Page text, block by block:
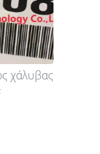
χάλυβας